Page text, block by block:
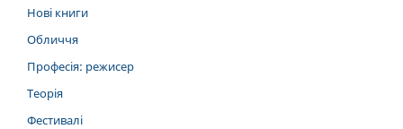
Нові книги
Обличчя
Професія: режисер
Теорія
Фестивалі